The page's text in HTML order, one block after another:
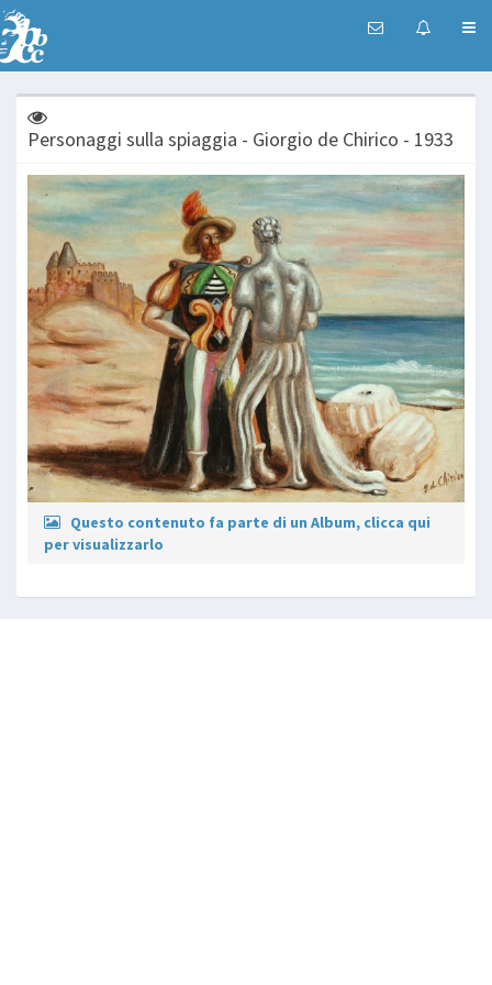
Personaggi sulla spiaggia - Giorgio de Chirico - 1933
Questo contenuto fa parte di un Album, clicca qui
per visualizzarlo